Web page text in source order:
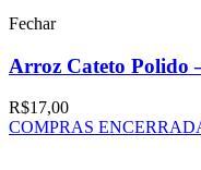
Fechar
Arroz Cateto Polido
R$17,00
COMPRAS